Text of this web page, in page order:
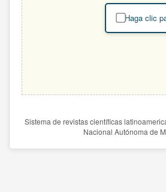
Haga clic
Sistema de revistas científicas
Nacional Autónoma de